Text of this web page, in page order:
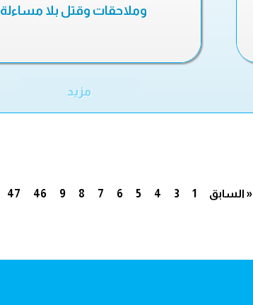
وملاحقات وقتل بلا مساءلة
مزيد
« السابق 1
3
4
5
6
7
8
9
46
47